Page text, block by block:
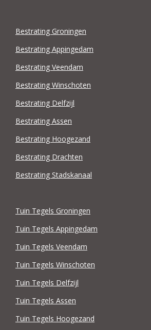
Bestrating Groningen
Bestrating Appingedam
Bestrating Veendam
Bestrating Winschoten
Bestrating Delfzijl
Bestrating Assen
Bestrating Hoogezand
Bestrating Drachten
Bestrating Stadskanaal
Tuin Tegels Groningen
Tuin Tegels Appingedam
Tuin Tegels Veendam
Tuin Tegels Winschoten
Tuin Tegels Delfzijl
Tuin Tegels Assen
Tuin Tegels Hoogezand